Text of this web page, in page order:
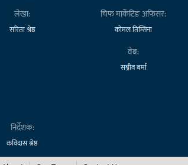
लेखा:
सरिता श्रेष्ठ
चिफ मार्केटिङ अफिसर:
कोमल तिम्सिना
वेब:
सञ्जीव बर्मा
निर्देशक:
कविदास श्रेष्ठ